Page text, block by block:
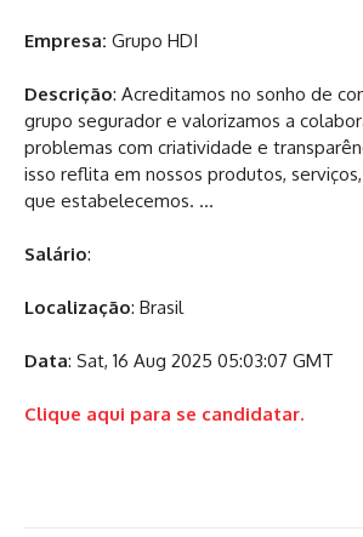
Empresa: Grupo HDI
Descrição: Acreditamos no sonho de
grupo segurador e valorizamos a
problemas com criatividade e
isso reflita em nossos produtos,
que estabelecemos. …
Salário:
Localização: Brasil
Data: Sat, 16 Aug 2025 05:03:07 GMT
Clique aqui para se candidatar.